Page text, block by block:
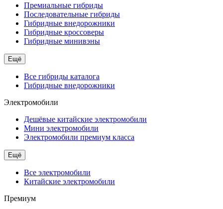
Премиальные гибриды
Последовательные гибриды
Гибридные внедорожники
Гибридные кроссоверы
Гибридные минивэны
Ещё
Все гибриды каталога
Гибридные внедорожники
Электромобили
Дешёвые китайские электромобили
Мини электромобили
Электромобили премиум класса
Ещё
Все электромобили
Китайские электромобили
Премиум